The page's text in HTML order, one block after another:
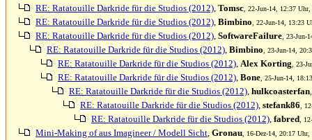
RE: Ratatouille Darkride für die Studios (2012), Tomsc , 22-Jun-14, 12:37
RE: Ratatouille Darkride für die Studios (2012), Bimbino , 22-Jun-14, 13:23
RE: Ratatouille Darkride für die Studios (2012), SoftwareFailure , 23-Jun-
RE: Ratatouille Darkride für die Studios (2012), Bimbino , 23-Jun-14,
RE: Ratatouille Darkride für die Studios (2012), Alex Korting , 23-
RE: Ratatouille Darkride für die Studios (2012), Bone , 25-Jun-14,
RE: Ratatouille Darkride für die Studios (2012), hulkcoasterfan
RE: Ratatouille Darkride für die Studios (2012), stefank86 ,
RE: Ratatouille Darkride für die Studios (2012), fabred ,
Mini-Making of aus Imagineer / Modell Sicht, Gronau , 16-Dez-14, 20:17 Uhr,